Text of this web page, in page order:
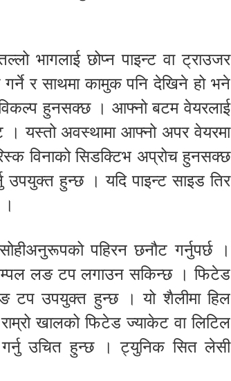
भागलाई छोप्न पाइन्ट वा ट्राउजर
र साथमा कामुक पनि देखिने हो भने
हुनसक्छ । आफ्नो बटम वेयरलाई
। यस्तो अवस्थामा आफ्नो अपर वेयरमा
विनाको सिडक्टिभ अप्रोच हुनसक्छ
हुन्छ । यदि पाइन्ट साइड तिर
पहिरन छनौट गर्नुपर्छ ।
लङ टप लगाउन सकिन्छ । फिटेड
टप उपयुक्त हुन्छ । यो शैलीमा हिल
खालको फिटेड ज्याकेट वा लिटिल
गर्नु उचित हुन्छ । ट्युनिक सित लेसी